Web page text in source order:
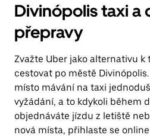
Divinópolis taxi a
přepravy
Zvažte Uber jako alternativu
cestovat po městě
místo mávání na taxi
vyžádání, a to kdykoli během
objednáváte jízdu z letiště
nová místa, přihlaste se